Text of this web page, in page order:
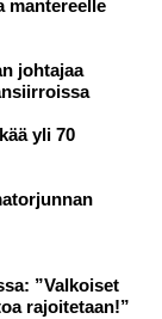
mantereelle
johtajaa
yli 70
”Valkoiset
rajoitetaan!”